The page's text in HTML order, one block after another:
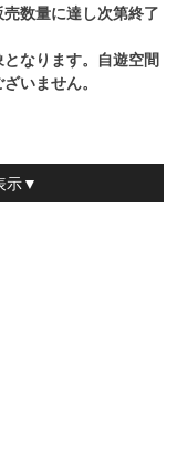
数量に達し次第終了
となります。自遊空間
いません。
示▼